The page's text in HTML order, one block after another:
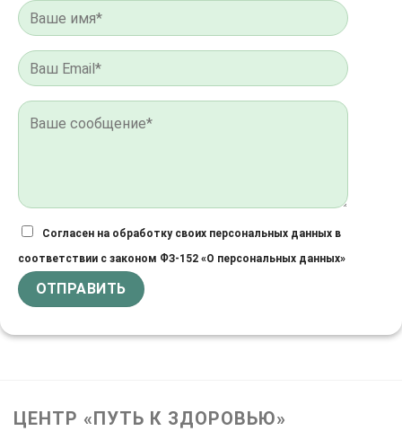
Согласен на обработку своих персональных данных в
соответствии с законом ФЗ-152 «О персональных данных»
ЦЕНТР «ПУТЬ К ЗДОРОВЬЮ»